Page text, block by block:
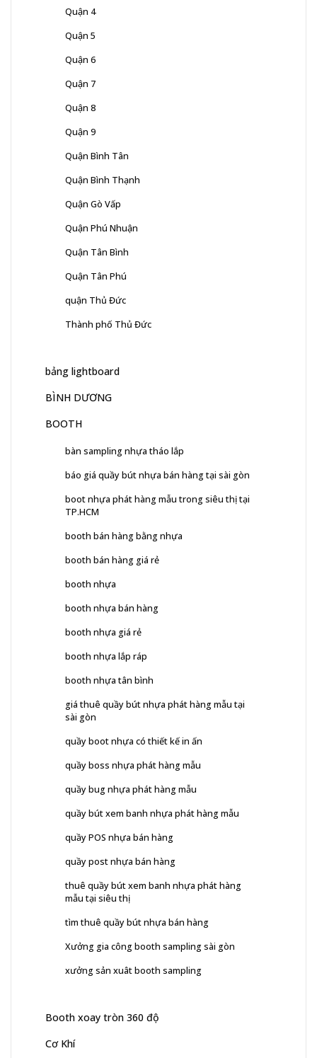
Quận 4
Quận 5
Quận 6
Quận 7
Quận 8
Quận 9
Quận Bình Tân
Quận Bình Thạnh
Quận Gò Vấp
Quận Phú Nhuận
Quận Tân Bình
Quận Tân Phú
quận Thủ Đức
Thành phố Thủ Đức
bảng lightboard
BÌNH DƯƠNG
BOOTH
bàn sampling nhựa tháo lắp
báo giá quầy bút nhựa bán hàng tại sài gòn
boot nhựa phát hàng mẫu trong siêu thị tại
TP.HCM
booth bán hàng bằng nhựa
booth bán hàng giá rẻ
booth nhựa
booth nhựa bán hàng
booth nhựa giá rẻ
booth nhựa lắp ráp
booth nhựa tân bình
giá thuê quầy bút nhựa phát hàng mẫu tại
sài gòn
quầy boot nhựa có thiết kế in ấn
quầy boss nhựa phát hàng mẫu
quầy bug nhựa phát hàng mẫu
quầy bút xem banh nhựa phát hàng mẫu
quầy POS nhựa bán hàng
quầy post nhựa bán hàng
thuê quầy bút xem banh nhựa phát hàng
mẫu tại siêu thị
tìm thuê quầy bút nhựa bán hàng
Xưởng gia công booth sampling sài gòn
xưởng sản xuât booth sampling
Booth xoay tròn 360 độ
Cơ Khí